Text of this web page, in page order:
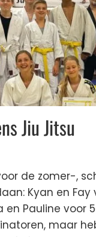
Jiu Jitsu
de zomer-,
Kyan en
Pauline voor
maar